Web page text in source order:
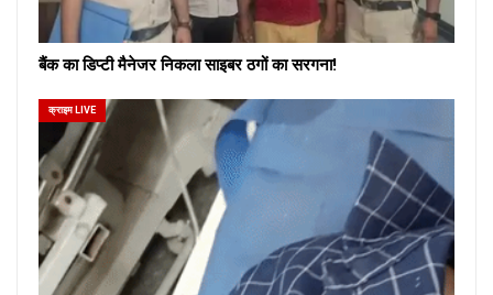
बैंक का डिप्टी मैनेजर निकला साइबर ठगों का सरगना!
क्राइम LIVE